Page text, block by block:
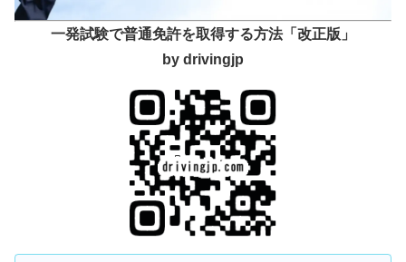
一発試験で普通免許を取得する方法「改正版」
by drivingjp